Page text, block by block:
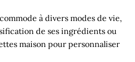
à divers modes de vie,
de ses ingrédients ou
maison pour personnaliser